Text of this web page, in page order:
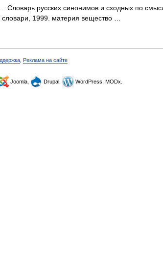
русских синонимов и сходных по
1999. материя вещество …
Реклама на сайте
Joomla, Drupal, WordPress, MODx.